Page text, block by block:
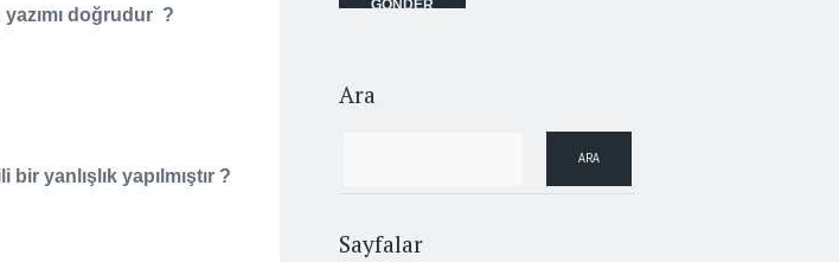
doğrudur ?
yanlışlık yapılmıştır ?
Ara
Sayfalar